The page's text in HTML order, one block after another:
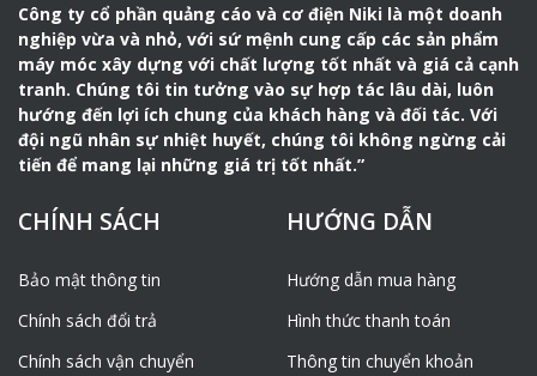
Công ty cổ phần quảng cáo và cơ điện Niki là một doanh
nghiệp vừa và nhỏ, với sứ mệnh cung cấp các sản phẩm
máy móc xây dựng với chất lượng tốt nhất và giá cả cạnh
tranh. Chúng tôi tin tưởng vào sự hợp tác lâu dài, luôn
hướng đến lợi ích chung của khách hàng và đối tác. Với
đội ngũ nhân sự nhiệt huyết, chúng tôi không ngừng cải
tiến để mang lại những giá trị tốt nhất.”
CHÍNH SÁCH
Bảo mật thông tin
Chính sách đổi trả
Chính sách vận chuyển
HƯỚNG DẪN
Hướng dẫn mua hàng
Hình thức thanh toán
Thông tin chuyển khoản